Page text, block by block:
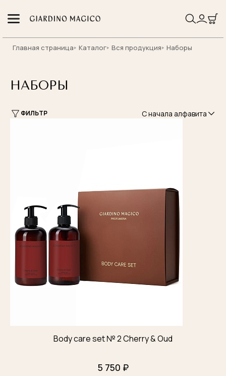
Главная страница Каталог Вся продукция Наборы
НАБОРЫ
ФИЛЬТР С начала алфавита
Body care set № 2 Cherry & Oud
5 750 ₽